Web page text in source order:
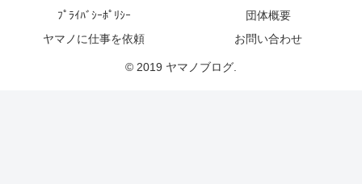
ﾌﾟﾗｲﾊﾞｼｰﾎﾟﾘｼｰ
団体概要
ヤマノに仕事を依頼
お問い合わせ
© 2019 ヤマノブログ.